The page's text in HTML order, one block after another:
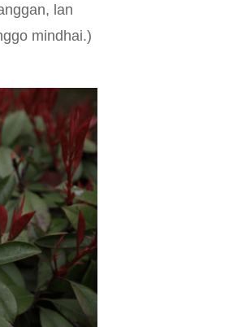
lan
mindhai.)